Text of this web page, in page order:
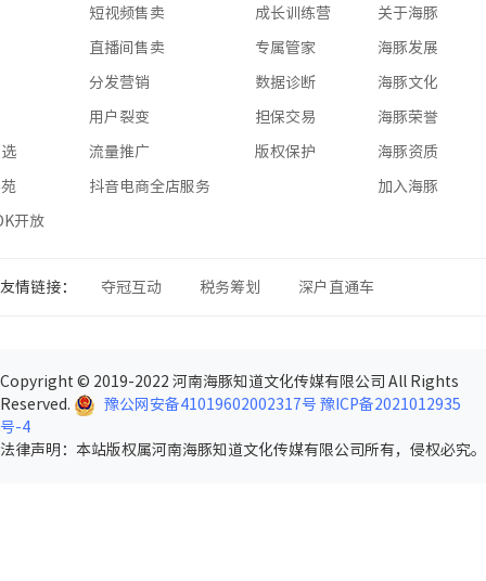
开放
短视频售卖
直播间售卖
分发营销
用户裂变
流量推广
抖音电商全店服务
成长训练营
专属管家
数据诊断
担保交易
版权保护
关于海豚
海豚发展
海豚文化
海豚荣誉
海豚资质
加入海豚
友情链接： 夺冠互动 税务筹划 深户直通车
Copyright © 2019-2022 河南海豚知道文化传媒有限公司 All Rights
Reserved.
豫公网安备41019602002317号 豫ICP备2021012935
号-4
法律声明 ：本站版权属河南海豚知道文化传媒有限公司所有，侵权必究。